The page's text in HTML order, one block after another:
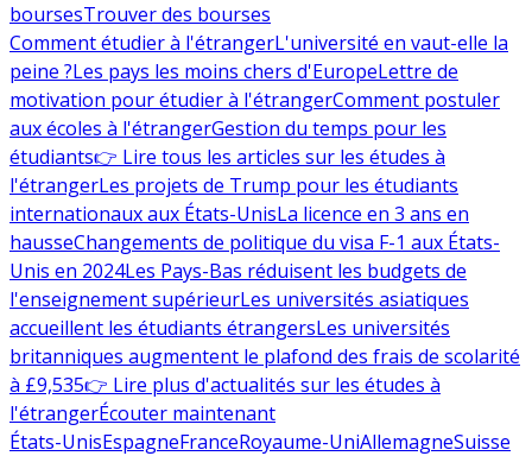
boursesTrouver des bourses
Comment étudier à l'étrangerL'université en vaut-elle la
peine ?Les pays les moins chers d'EuropeLettre de
motivation pour étudier à l'étrangerComment postuler
aux écoles à l'étrangerGestion du temps pour les
étudiants👉 Lire tous les articles sur les études à
l'étrangerLes projets de Trump pour les étudiants
internationaux aux États-UnisLa licence en 3 ans en
hausseChangements de politique du visa F-1 aux États-
Unis en 2024Les Pays-Bas réduisent les budgets de
l'enseignement supérieurLes universités asiatiques
accueillent les étudiants étrangersLes universités
britanniques augmentent le plafond des frais de scolarité
à £9,535👉 Lire plus d'actualités sur les études à
l'étrangerÉcouter maintenant
États-UnisEspagneFranceRoyaume-UniAllemagneSuisse